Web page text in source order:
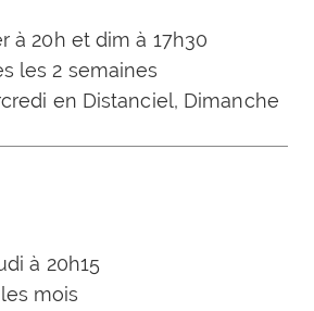
à 20h et dim à 17h30
les 2 semaines
en Distanciel, Dimanche
à 20h15
mois